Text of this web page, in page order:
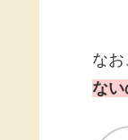
なお
ない